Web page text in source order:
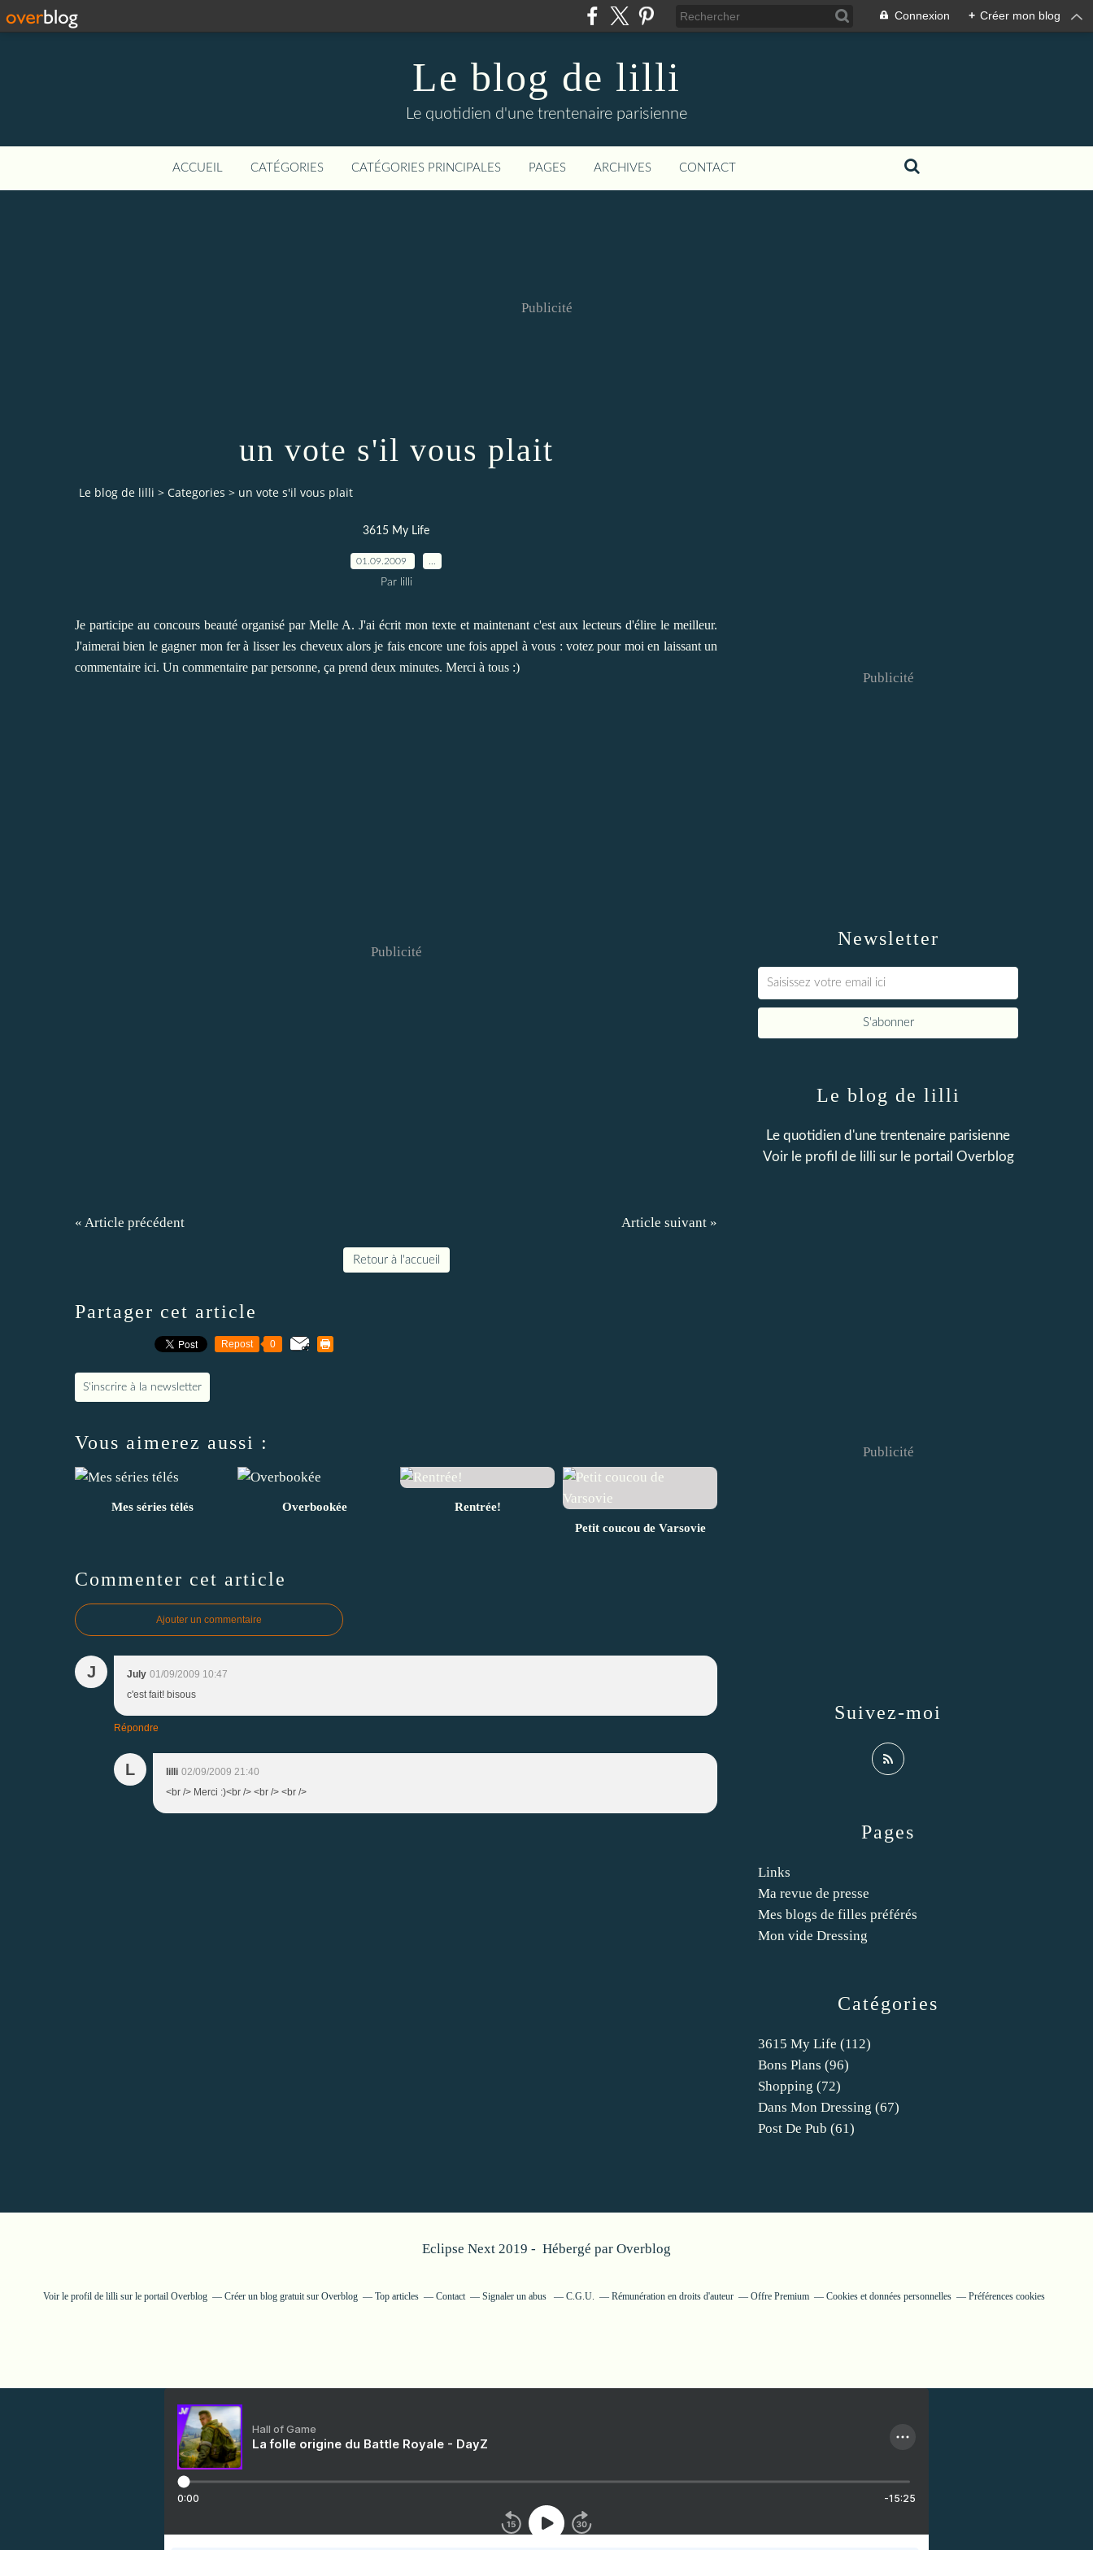
Connexion + Créer mon blog
Le blog de lilli
Le quotidien d'une trentenaire parisienne
ACCUEIL CATÉGORIES CATÉGORIES PRINCIPALES PAGES ARCHIVES CONTACT
Publicité
un vote s'il vous plait
Le blog de lilli > Categories > un vote s'il vous plait
3615 My Life
01.09.2009
Par lilli
Je participe au concours beauté organisé par Melle A. J'ai écrit mon texte et maintenant c'est aux lecteurs d'élire le meilleur.
J'aimerai bien le gagner mon fer à lisser les cheveux alors je fais encore une fois appel à vous : votez pour moi en laissant un
commentaire ici. Un commentaire par personne, ça prend deux minutes. Merci à tous :)
Publicité
« Article précédent Article suivant »
Retour à l'accueil
Partager cet article
Repost 0
S'inscrire à la newsletter
Vous aimerez aussi :
Mes séries télés Overbookée
Rentrée!
Petit coucou de Varsovie
Commenter cet article
Ajouter un commentaire
J July 01/09/2009 10:47
c'est fait! bisous
Répondre
L lilli 02/09/2009 21:40
<br /> Merci :)<br /> <br /> <br />
Newsletter
Publicité
Catégories
3615 My Life (112)
Bons Plans (96)
Shopping (72)
Dans Mon Dressing (67)
Post De Pub (61)
Pages
Links
Ma revue de presse
Mes blogs de filles préférés
Mon vide Dressing
Le blog de lilli
Le quotidien d'une trentenaire parisienne
Voir le profil de lilli sur le portail Overblog
Suivez-moi
Publicité
Eclipse Next 2019 - Hébergé par Overblog
Voir le profil de lilli sur le portail Overblog Créer un blog gratuit sur Overblog Top articles Contact Signaler un abus C.G.U. Rémunération en droits d'auteur Offre Premium Cookies et données personnelles Préférences cookies
Hall of Game
La folle origine du Battle Royale - DayZ
0:00 -15:25